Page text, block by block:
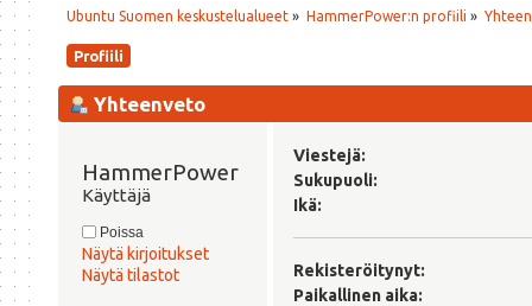
Ubuntu Suomen keskustelualueet » HammerPower:n profiili »
Profiili
Yhteenveto
HammerPower
Käyttäjä
Poissa
Näytä kirjoitukset
Näytä tilastot
Viestejä:
Sukupuoli:
Ikä:
Rekisteröitynyt:
Paikallinen aika: